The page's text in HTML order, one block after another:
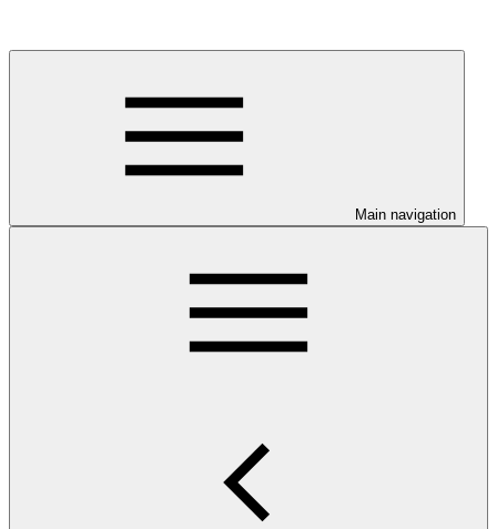
Main navigation